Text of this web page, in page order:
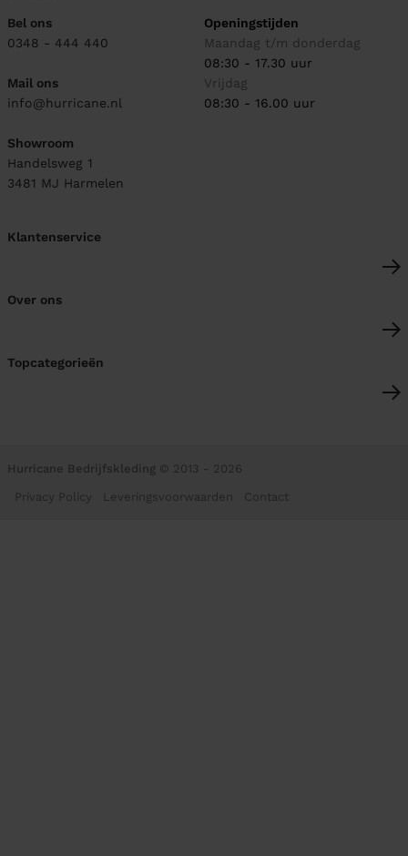
Bel ons
0348 - 444 440
Mail ons
info@hurricane.nl
Showroom
Handelsweg 1
3481 MJ Harmelen
Openingstijden
Maandag t/m donderdag
08:30 - 17.30 uur
Vrijdag
08:30 - 16.00 uur
Klantenservice
Over ons
Topcategorieën
Hurricane Bedrijfskleding © 2013 - 2026
Privacy Policy Leveringsvoorwaarden Contact